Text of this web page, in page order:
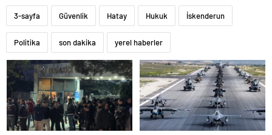
3-sayfa Güvenlik Hatay Hukuk İskenderun
Politika son dakika yerel haberler